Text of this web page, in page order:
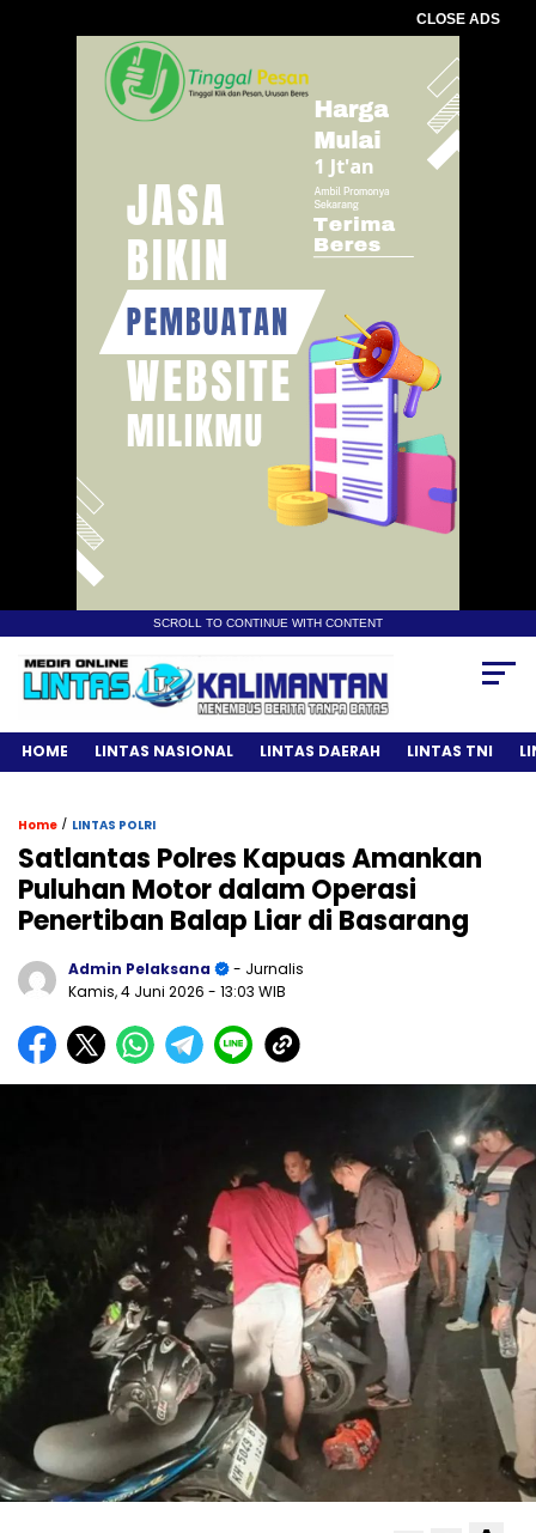
CLOSE ADS
SCROLL TO CONTINUE WITH CONTENT
HOME LINTAS NASIONAL LINTAS DAERAH LINTAS TNI
Home / LINTAS POLRI
Satlantas Polres Kapuas Amankan
Puluhan Motor dalam Operasi
Penertiban Balap Liar di Basarang
Admin Pelaksana
- Jurnalis
Kamis, 4 Juni 2026 - 13:03 WIB